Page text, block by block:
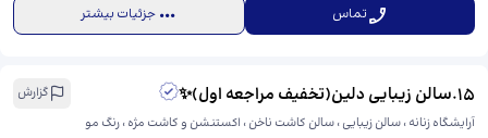
تماس جزئیات بیشتر
15
.سالن زیبایی دلین(تخفیف مراجعه اول)✨
گزارش
آرایشگاه زنانه ، سالن زیبایی ، سالن کاشت ناخن ، اکستنشن و کاشت مژه ، رنگ مو